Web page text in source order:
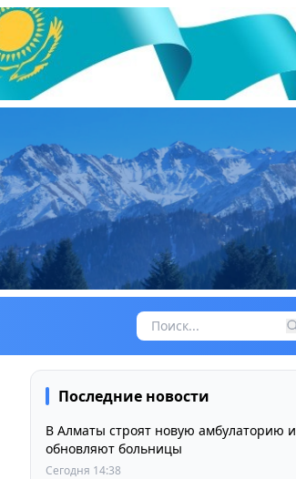
Последние новости
В Алматы строят новую амбулаторию и
обновляют больницы
Сегодня 14:38